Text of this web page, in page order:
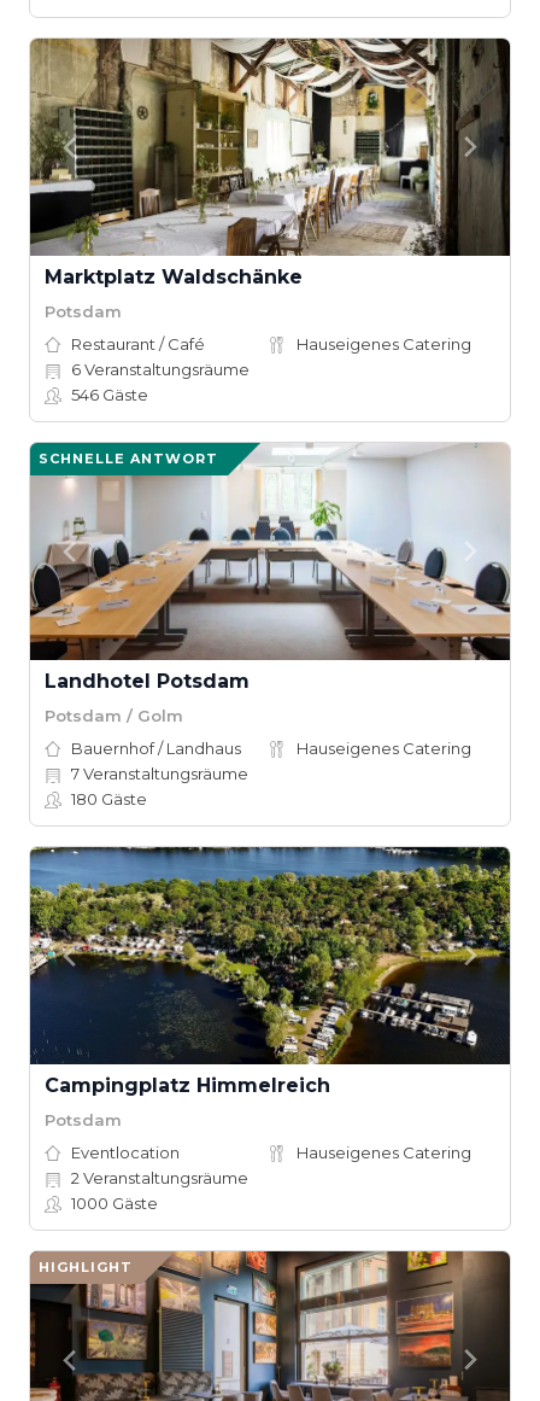
Marktplatz Waldschänke
Potsdam
Restaurant / Café
Hauseigenes Catering
6Veranstaltungsräume
546 Gäste
SCHNELLE ANTWORT
Landhotel Potsdam
Potsdam / Golm
Bauernhof / Landhaus
Hauseigenes Catering
7Veranstaltungsräume
180 Gäste
Campingplatz Himmelreich
Potsdam
Eventlocation
Hauseigenes Catering
2 Veranstaltungsräume
1000 Gäste
HIGHLIGHT